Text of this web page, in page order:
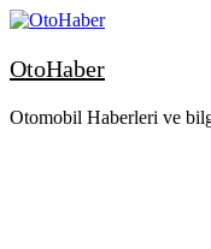
OtoHaber
Otomobil Haberleri ve